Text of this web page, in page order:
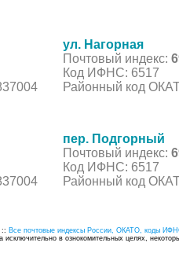
ул. Нагорная
Почтовый индекс:
Код ИФНС: 6517
Районный код
пер. Подгорный
Почтовый индекс:
Код ИФНС: 6517
Районный код
:: Все почтовые индексы России, ОКАТО, коды
в ознокомительных целях,